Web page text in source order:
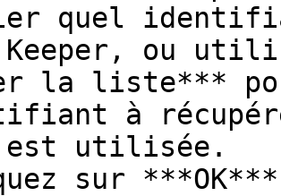
quel
Keeper, ou
la liste***
à
est utilisée.
sur